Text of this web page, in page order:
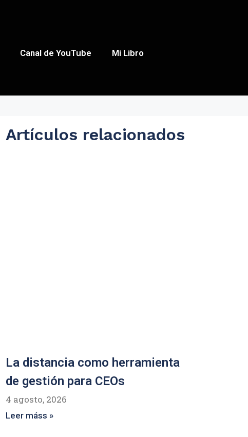
Canal de YouTube Mi Libro
Artículos relacionados
La distancia como herramienta
de gestión para CEOs
4 agosto, 2026
Leer máss »